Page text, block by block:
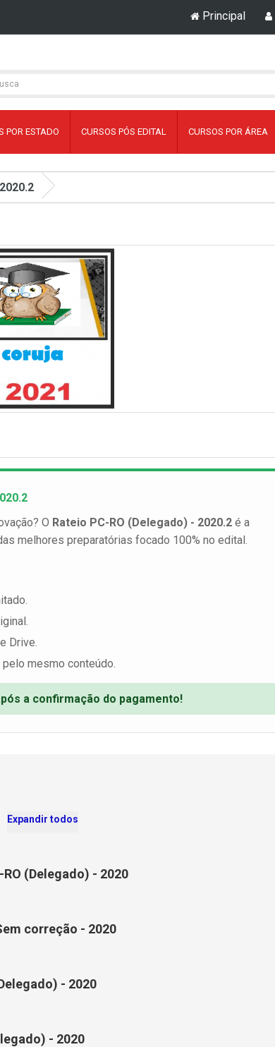
Principal
POR ESTADO CURSOS PÓS EDITAL CURSOS POR ÁREA
O Rateio PC-RO (Delegado) - 2020.2 é a
melhores preparatórias focado 100% no edital.
Drive.
mesmo conteúdo.
a confirmação do pagamento!
Expandir todos
(Delegado) - 2020
correção - 2020
- 2020
- 2020